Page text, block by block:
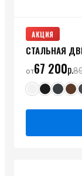
АКЦИЯ
СТАЛЬНАЯ
от67 200р.